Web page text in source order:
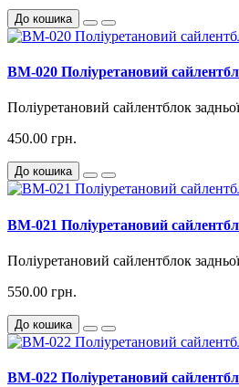
До кошика
BM-020 Поліуретановий
Поліуретановий сайлентблок
450.00 грн.
До кошика
BM-021 Поліуретановий
Поліуретановий сайлентблок
550.00 грн.
До кошика
BM-022 Поліуретановий